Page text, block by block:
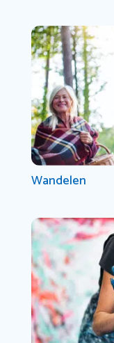
Wandelen